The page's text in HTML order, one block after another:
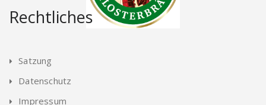
Rechtliches
Satzung
Datenschutz
Impressum